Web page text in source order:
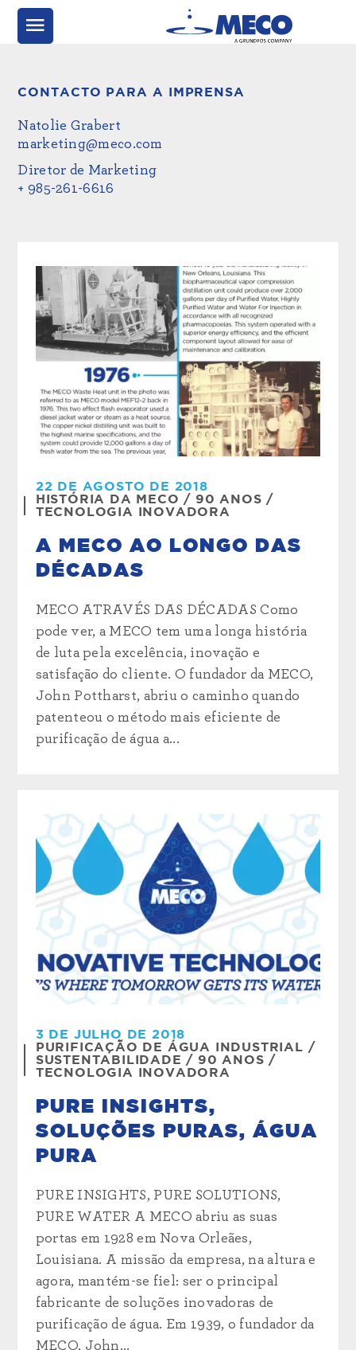
CONTACTO PARA A IMPRENSA
Natolie Grabert
marketing@meco.com
Diretor de Marketing
+ 985-261-6616
22 DE AGOSTO DE 2018
HISTÓRIA DA MECO / 90 ANOS /
TECNOLOGIA INOVADORA
A MECO AO LONGO DAS
DÉCADAS
MECO ATRAVÉS DAS DÉCADAS Como
pode ver, a MECO tem uma longa história
de luta pela excelência, inovação e
satisfação do cliente. O fundador da MECO,
John Pottharst, abriu o caminho quando
patenteou o método mais eficiente de
purificação de água a...
3 DE JULHO DE 2018
PURIFICAÇÃO DE ÁGUA INDUSTRIAL /
SUSTENTABILIDADE / 90 ANOS /
TECNOLOGIA INOVADORA
PURE INSIGHTS,
SOLUÇÕES PURAS, ÁGUA
PURA
PURE INSIGHTS, PURE SOLUTIONS,
PURE WATER A MECO abriu as suas
portas em 1928 em Nova Orleães,
Louisiana. A missão da empresa, na altura e
agora, mantém-se fiel: ser o principal
fabricante de soluções inovadoras de
purificação de água. Em 1939, o fundador da
MECO, John...